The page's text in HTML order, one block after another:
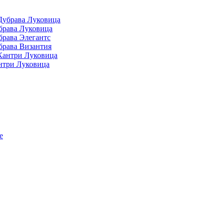
Луковица
Луковица
Элегантс
Византия
Луковица
Луковица